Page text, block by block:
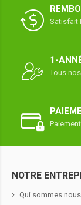
Satisfait
1-
Tous
NOTRE
Qui sommes